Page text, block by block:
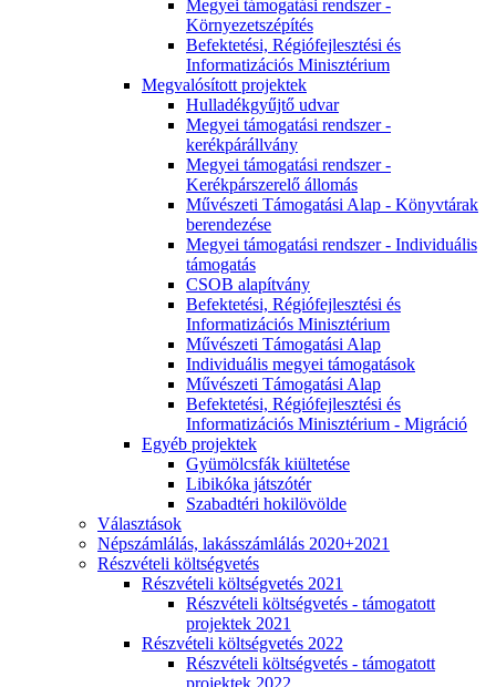
Megyei támogatási rendszer -
Környezetszépítés
Befektetési, Régiófejlesztési és
Informatizációs Minisztérium
Megvalósított projektek
Hulladékgyűjtő udvar
Megyei támogatási rendszer -
kerékpárállvány
Megyei támogatási rendszer -
Kerékpárszerelő állomás
Művészeti Támogatási Alap - Könyvtárak
berendezése
Megyei támogatási rendszer - Individuális
támogatás
CSOB alapítvány
Befektetési, Régiófejlesztési és
Informatizációs Minisztérium
Művészeti Támogatási Alap
Individuális megyei támogatások
Művészeti Támogatási Alap
Befektetési, Régiófejlesztési és
Informatizációs Minisztérium - Migráció
Egyéb projektek
Gyümölcsfák kiültetése
Libikóka játszótér
Szabadtéri hokilövölde
Választások
Népszámlálás, lakásszámlálás 2020+2021
Részvételi költségvetés
Részvételi költségvetés 2021
Részvételi költségvetés - támogatott
projektek 2021
Részvételi költségvetés 2022
Részvételi költségvetés - támogatott
projektek 2022